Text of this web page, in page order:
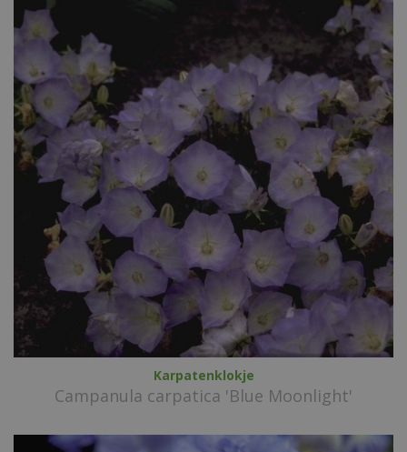
Karpatenklokje
Campanula carpatica 'Blue Moonlight'